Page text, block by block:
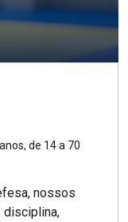
de 14 a 70
nossos
disciplina,